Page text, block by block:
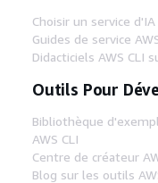
Choisir un service
Guides de service
Didacticiels AWS CLI
Outils Pour
Bibliothèque
AWS CLI
Centre de créateur
Blog sur les outils